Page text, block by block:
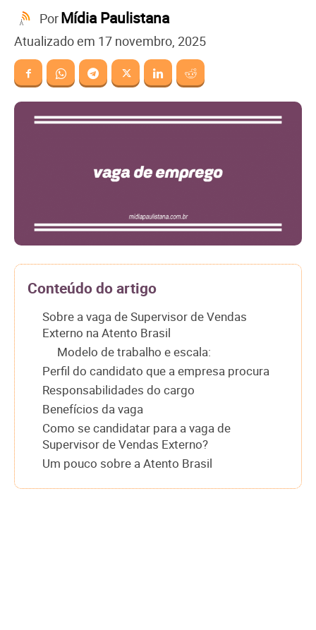
PorMídia Paulistana
Atualizado em 17 novembro, 2025
Conteúdo do artigo
Sobre a vaga de Supervisor de Vendas
Externo na Atento Brasil
Modelo de trabalho e escala:
Perfil do candidato que a empresa procura
Responsabilidades do cargo
Benefícios da vaga
Como se candidatar para a vaga de
Supervisor de Vendas Externo?
Um pouco sobre a Atento Brasil